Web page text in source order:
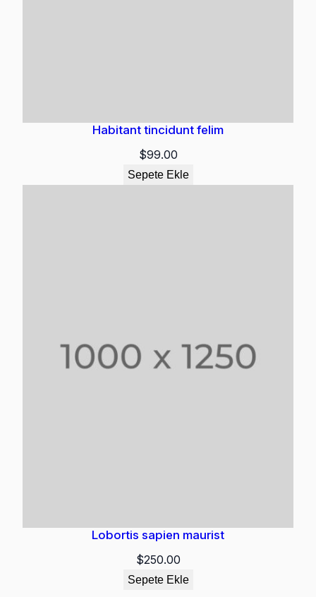
Habitant tincidunt felim
$99.00
Sepete Ekle
Lobortis sapien maurist
$250.00
Sepete Ekle